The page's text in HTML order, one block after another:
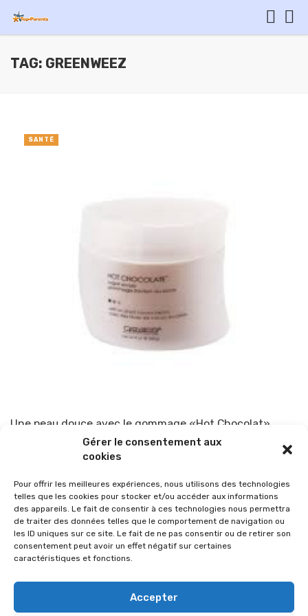
Gérer le consentement aux
cookies
Pour offrir les meilleures expériences, nous utilisons des technologies
telles que les cookies pour stocker et/ou accéder aux informations
des appareils. Le fait de consentir à ces technologies nous permettra
de traiter des données telles que le comportement de navigation ou
les ID uniques sur ce site. Le fait de ne pas consentir ou de retirer son
consentement peut avoir un effet négatif sur certaines
caractéristiques et fonctions.
Accepter
TAG: GREENWEEZ
Une peau douce avec le gommage «Hot Chocolat»
TOP-PARENTS 23 décembre 2013
SANTÉ